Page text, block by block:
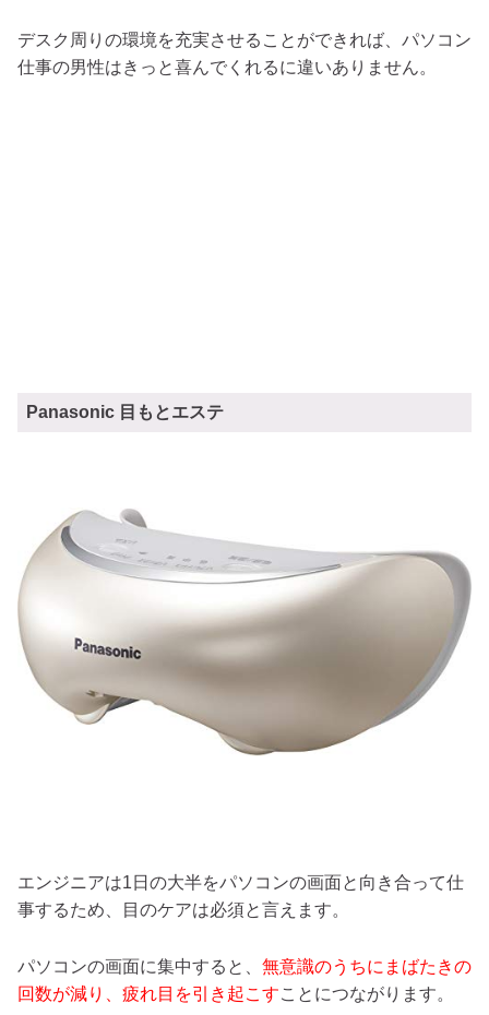
デスク周りの環境を充実させることができれば、パソコン
仕事の男性はきっと喜んでくれるに違いありません。
Panasonic 目もとエステ
エンジニアは1日の大半をパソコンの画面と向き合って仕
事するため、目のケアは必須と言えます。
パソコンの画面に集中すると、 無意識のうちにまばたきの
回数が減り、疲れ目を引き起こすことにつながります。